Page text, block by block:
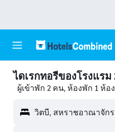
ไดเรกทอรีของโรงแรม
ผู้เข้าพัก 2 คน, ห้องพัก 1 ห้อง
วิตบี, สหราชอาณาจักร